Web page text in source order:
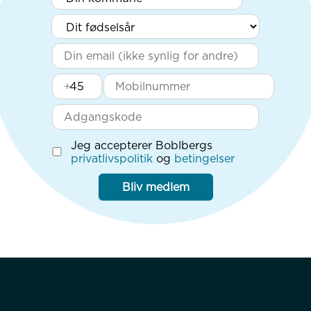
+
Jeg accepterer Boblbergs
privatlivspolitik og betingelser
Bliv medlem